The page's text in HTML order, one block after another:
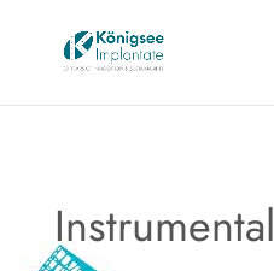
Instrumental